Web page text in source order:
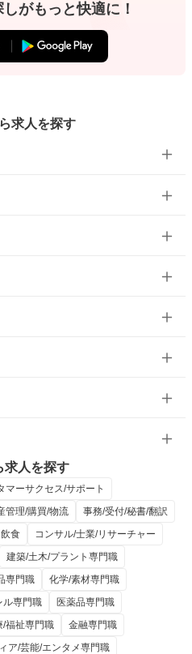
がもっと快適に！
求人を探す
求人を探す
マーサクセス/サポート
管理/購買/物流
事務/受付/秘書/翻訳
飲食
コンサル/士業/リサーチャー
建築/土木/プラント専門職
専門職
化学/素材専門職
ル専門職
医薬品専門職
/福祉専門職
金融専門職
ア/芸能/エンタメ専門職